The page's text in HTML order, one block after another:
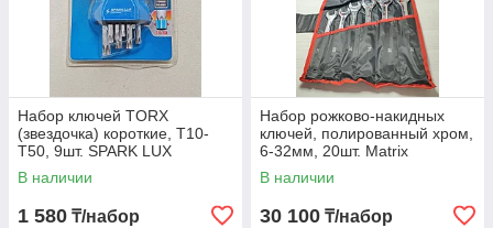
Набор ключей TORX
(звездочка) короткие, T10-
T50, 9шт. SPARK LUX
В наличии
1 580 ₸/набор
Набор рожково-накидных
ключей, полированный хром,
6-32мм, 20шт. Matrix
В наличии
30 100 ₸/набор